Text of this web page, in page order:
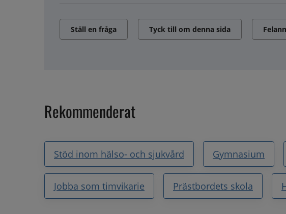
Ställ en fråga Tyck till om denna sida
Rekommenderat
Stöd inom hälso- och sjukvård Gymnasium
Jobba som timvikarie Prästbordets skola